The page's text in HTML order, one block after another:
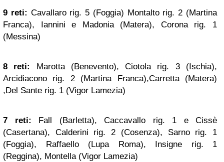
9 reti: Cavallaro rig. 5 (Foggia) Montalto rig. 2 (Martina
Franca), Iannini e Madonia (Matera), Corona rig. 1
(Messina)
8 reti:
Marotta (Benevento), Ciotola rig. 3 (Ischia),
Arcidiacono rig. 2 (Martina Franca),Carretta (Matera)
,Del Sante rig. 1 (Vigor Lamezia)
7 reti: Fall (Barletta), Caccavallo rig. 1 e Cissè
(Casertana), Calderini rig. 2 (Cosenza), Sarno rig. 1
(Foggia), Raffaello (Lupa Roma), Insigne rig. 1
(Reggina), Montella (Vigor Lamezia)